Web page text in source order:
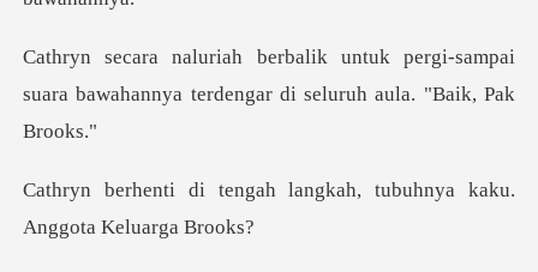
pergi-sampai
suara bawahannya terdeng
h langkah, tubuhnya kaku.